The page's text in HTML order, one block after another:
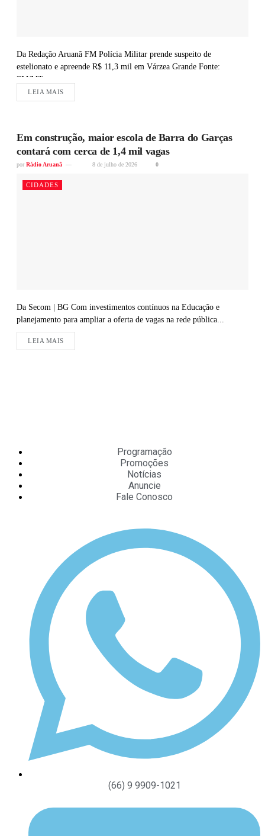
Da Redação Aruanã FM Polícia Militar prende suspeito de
estelionato e apreende R$ 11,3 mil em Várzea Grande Fonte:
PM/MT
LEIA MAIS
Em construção, maior escola de Barra do Garças
contará com cerca de 1,4 mil vagas
por Rádio Aruanã 8 de julho de 2026 0
CIDADES
Da Secom | BG Com investimentos contínuos na Educação e
planejamento para ampliar a oferta de vagas na rede pública...
LEIA MAIS
Programação
Promoções
Notícias
Anuncie
Fale Conosco
(66) 9 9909-1021